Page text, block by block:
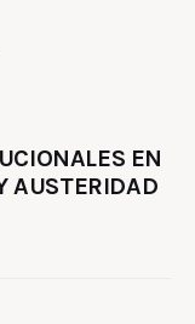
EN
AUSTERIDAD